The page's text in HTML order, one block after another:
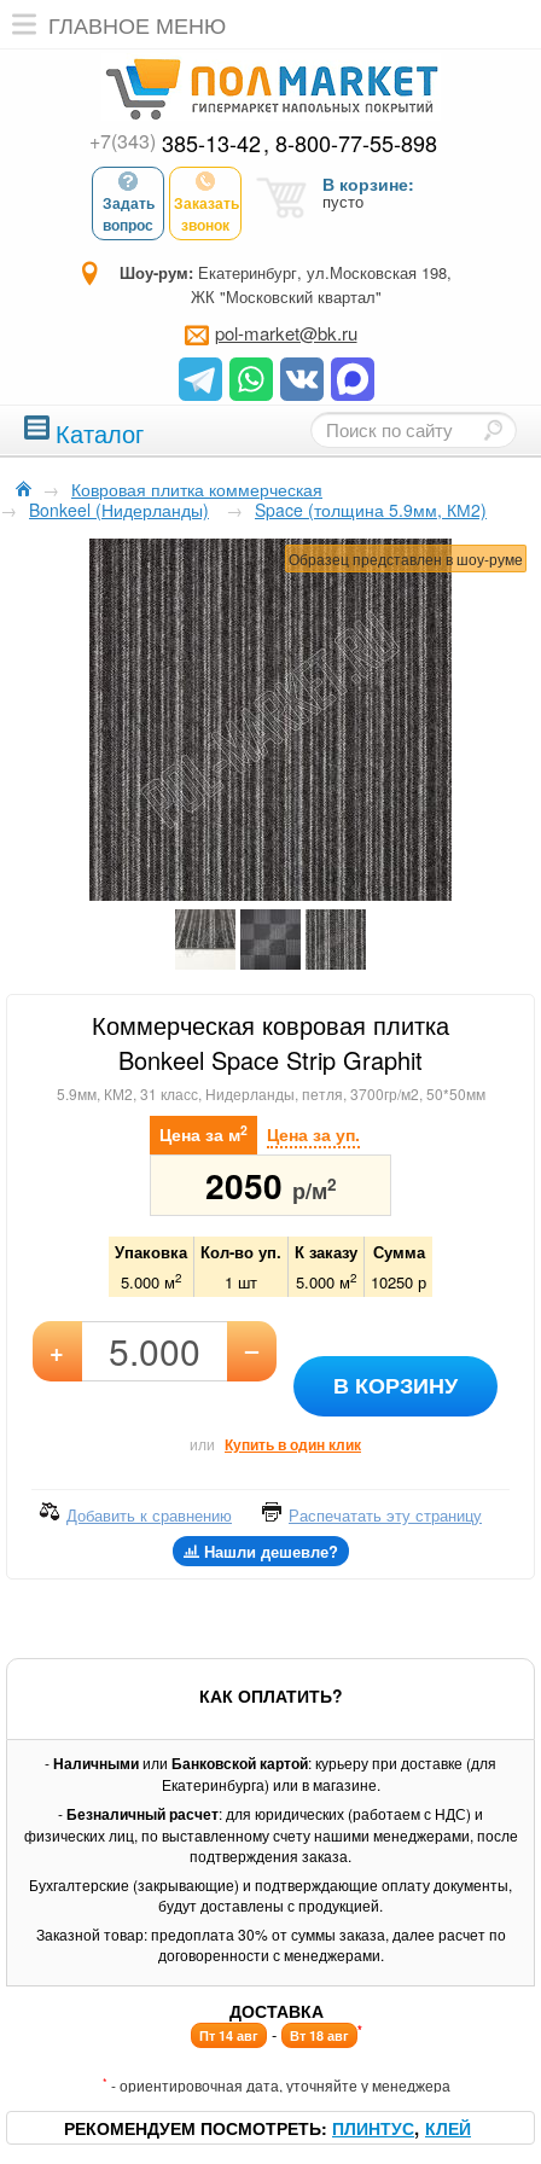
ГЛАВНОЕ МЕНЮ
+7(343) 385-13-42 8-800-77-55-898
Задать
вопрос
Заказать
звонок
В корзине:
пусто
Шоу-рум: Екатеринбург, ул.Московская 198,
ЖК "Московский квартал"
pol-market@bk.ru
Каталог
→ Ковровая плитка коммерческая
→ Bonkeel (Нидерланды) → Space (толщина 5.9мм, КМ2)
Образец представлен в шоу-руме
Коммерческая ковровая плитка
Bonkeel Space Strip Graphit
5.9мм, КМ2, 31 класс, Нидерланды, петля, 3700гр/м2, 50*50мм
Цена за м2 Цена за уп.
2050 р/м2
Упаковка Кол-во уп. К заказу
Сумма
5.000 м2 1 шт 5.000 м2 10250 р
+ –
В КОРЗИНУ
или Купить в один клик
Добавить к сравнению
Распечатать эту страницу
Нашли дешевле?
КАК ОПЛАТИТЬ?
-Наличнымиили Банковской картой: курьеру при доставке (для
Екатеринбурга) или в магазине.
-Безналичный расчет: для юридических (работаем с НДС) и
физических лиц, по выставленному счету нашими менеджерами, после
подтверждения заказа.
Бухгалтерские (закрывающие) и подтверждающие оплату документы,
будут доставлены с продукцией.
Заказной товар: предоплата 30% от суммы заказа, далее расчет по
договоренности с менеджерами.
ДОСТАВКА
Пт 14 авг - Вт 18 авг *
* - ориентировочная дата, уточняйте у менеджера
РЕКОМЕНДУЕМ ПОСМОТРЕТЬ ПЛИНТУС КЛЕЙ